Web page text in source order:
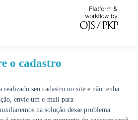
o cadastro
seu cadastro no site e não tenha
envie um e-mail para
na solução desse problema.